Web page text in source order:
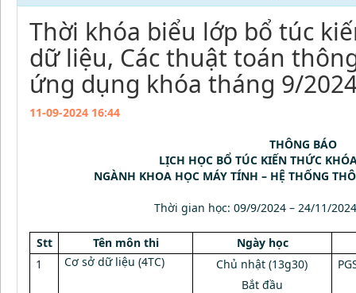
Thời khóa biểu lớp bổ túc
dữ liệu, Các thuật toán
ứng dụng khóa tháng 9/
11-09-2024 16:44
THÔNG BÁO
LỊCH HỌC BỔ TÚC KIẾN THỨC
NGÀNH KHOA HỌC MÁY TÍNH – HỆ THỐNG
Thời gian học: 09/9/2024 – 24/11/
Stt Tên môn thi Ngày học
1
Cơ sở dữ liệu (4TC) Chủ nhật (13g30)
Bắt đầu